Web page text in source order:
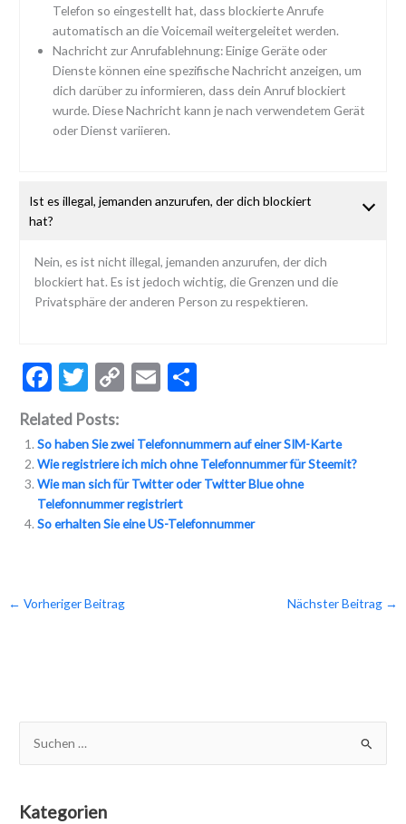
Telefon so eingestellt hat, dass blockierte Anrufe
automatisch an die Voicemail weitergeleitet werden.
Nachricht zur Anrufablehnung: Einige Geräte oder
Dienste können eine spezifische Nachricht anzeigen, um
dich darüber zu informieren, dass dein Anruf blockiert
wurde. Diese Nachricht kann je nach verwendetem Gerät
oder Dienst variieren.
Ist es illegal, jemanden anzurufen, der dich blockiert
hat?
Nein, es ist nicht illegal, jemanden anzurufen, der dich
blockiert hat. Es ist jedoch wichtig, die Grenzen und die
Privatsphäre der anderen Person zu respektieren.
F
ac
e
b
o
o
T
w
itt
er
C
p
y
Li
n
E
ai
l
le
n
Related Posts:
So haben Sie zwei Telefonnummern auf einer SIM-Karte
Wie registriere ich mich ohne Telefonnummer für Steemit?
Wie man sich für Twitter oder Twitter Blue ohne
Telefonnummer registriert
So erhalten Sie eine US-Telefonnummer
← Vorheriger Beitrag Nächster Beitrag →
h
Kategorien